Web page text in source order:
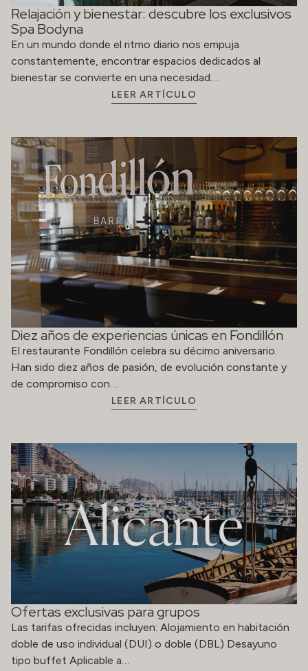
Relajación y bienestar: descubre los exclusivos
Spa Bodyna
En un mundo donde el ritmo diario nos empuja
constantemente, encontrar espacios dedicados al
bienestar se convierte en una necesidad….
LEER ARTÍCULO
Diez años de experiencias únicas en Fondillón
El restaurante Fondillón celebra su décimo aniversario.
Han sido diez años de pasión, de evolución constante y
de compromiso con…
LEER ARTÍCULO
Ofertas exclusivas para grupos
Las tarifas ofrecidas incluyen: Alojamiento en habitación
doble de uso individual (DUI) o doble (DBL) Desayuno
tipo buffet Aplicable a…